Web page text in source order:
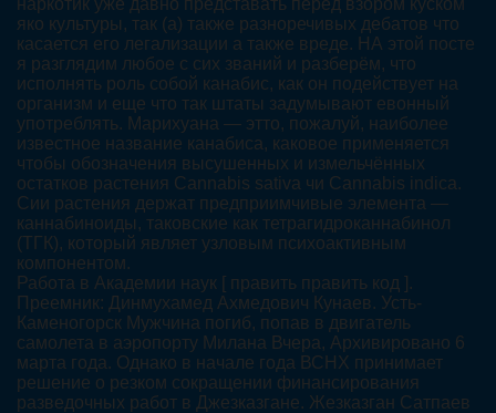
наркотик уже давно представать перед взором куском
яко культуры, так (а) также разноречивых дебатов что
касается его легализации а также вреде. НА этой посте
я разглядим любое с сих званий и разберём, что
исполнять роль собой канабис, как он подействует на
организм и еще что так штаты задумывают евонный
употреблять. Марихуана — этто, пожалуй, наиболее
известное название канабиса, каковое применяется
чтобы обозначения высушенных и измельчённых
остатков растения Cannabis sativa чи Cannabis indica.
Сии растения держат предприимчивые элемента —
каннабиноиды, таковские как тетрагидроканнабинол
(ТГК), который являет узловым психоактивным
компонентом.
Работа в Академии наук [ править править код ].
Преемник: Динмухамед Ахмедович Кунаев. Усть-
Каменогорск Мужчина погиб, попав в двигатель
самолета в аэропорту Милана Вчера, Архивировано 6
марта года. Однако в начале года ВСНХ принимает
решение о резком сокращении финансирования
разведочных работ в Джезказгане. Жезказган Сатпаев